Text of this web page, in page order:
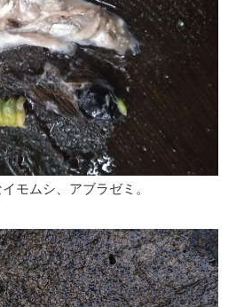
モムシ、アブラゼミ。